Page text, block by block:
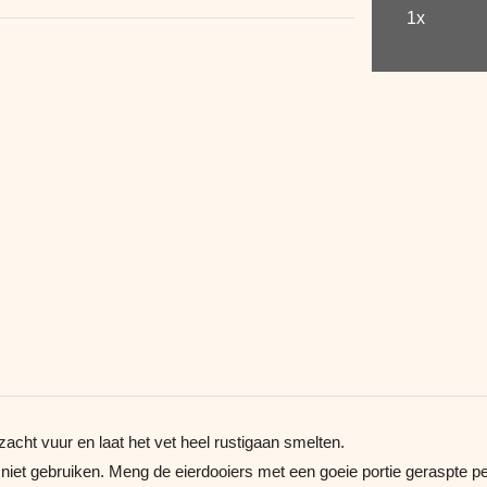
1x
vuur en laat het vet heel rustigaan smelten.
gebruiken. Meng de eierdooiers met een goeie portie geraspte